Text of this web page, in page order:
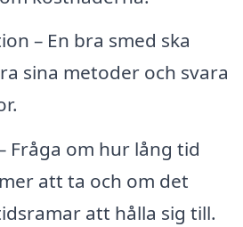
– En bra smed ska
sina metoder och svara
Fråga om hur lång tid
att ta och om det
att hålla sig till.